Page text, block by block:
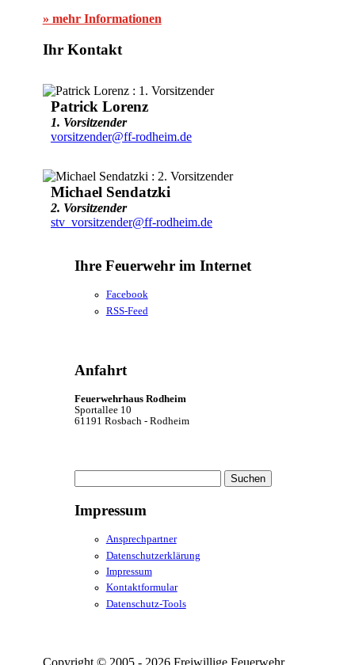
» mehr Informationen
Ihr Kontakt
Patrick Lorenz
1. Vorsitzender
vorsitzender@ff-rodheim.de
Michael Sendatzki
2. Vorsitzender
stv_vorsitzender@ff-rodheim.de
Ihre Feuerwehr im Internet
Facebook
RSS-Feed
Anfahrt
Feuerwehrhaus Rodheim
Sportallee 10
61191 Rosbach - Rodheim
nach:
Impressum
Ansprechpartner
Datenschutzerklärung
Impressum
Kontaktformular
Datenschutz-Tools